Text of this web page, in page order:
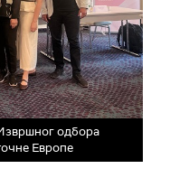
одбора
Европе